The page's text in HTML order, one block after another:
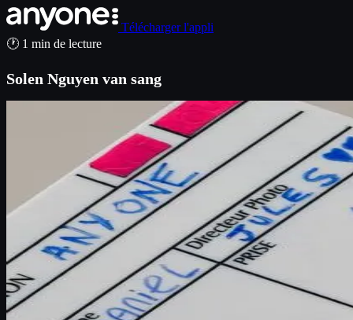
Télécharger l'appli
🕐 1 min de lecture
Solen Nguyen van sang